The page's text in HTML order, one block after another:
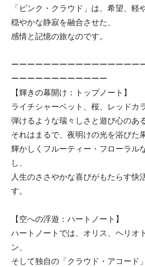
「ピンク・クラウド」は、希望、軽
穏やかな静寂を融合させた、
感情と記憶の旅なのです。
ーーーーーーーーーーーーーーーー
ーーーーーーーーーーーー
【輝きの幕開け：トップノート】
ライチシャーベット、桜、レッドカ
弾けるような瑞々しさと遊び心のあ
それはまるで、夜明けの光を浴びた
輝かしくフルーティー・フローラル
し、
人生のささやかな喜びがもたらす快
す。
【空への浮遊：ハートノート】
ハートノートでは、オリス、ヘリオ
ン、
そして独自の「クラウド・アコード」